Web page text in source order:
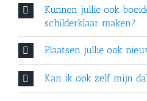
Kunnen jullie ook
schilderklaar maken?
Plaatsen jullie ook
Kan ik ook zelf mijn